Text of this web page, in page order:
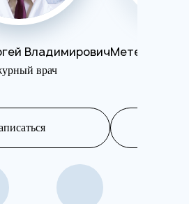
Владимирович
врач
Метелева